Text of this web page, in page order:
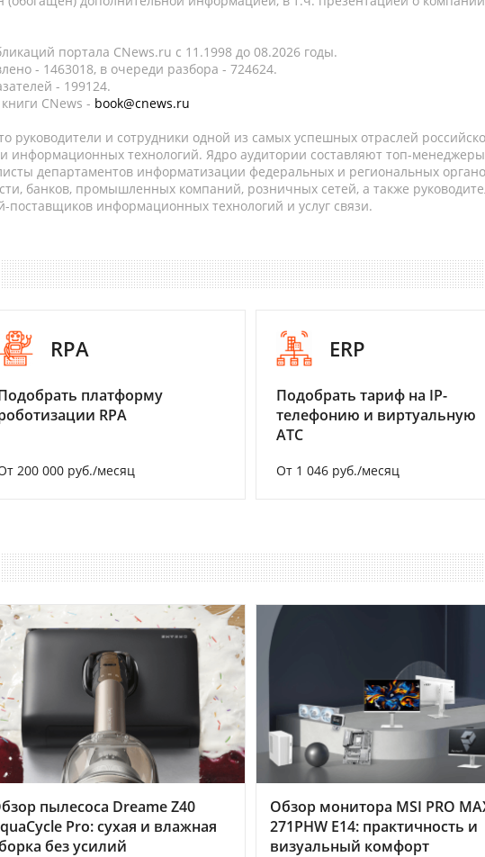
портала CNews.ru c 11.1998 до 08.2026 годы.
- 1463018, в очереди разбора - 724624.
- 199124.
CNews - book@cnews.ru
руководители и сотрудники одной из самых успешных отраслей
информационных технологий. Ядро аудитории составляют топ-
департаментов информатизации федеральных и региональных
банков, промышленных компаний, розничных сетей, а также
поставщиков информационных технологий и услуг связи.
RPA
платформу
RPA
200 000 руб./месяц
ERP
Подобрать тариф на IP-
телефонию и виртуальную
АТС
От 1 046 руб./месяц
пылесоса Dreame Z40
Pro: сухая и влажная
без усилий
Обзор монитора MSI PRO
271PHW E14: практичность и
визуальный комфорт